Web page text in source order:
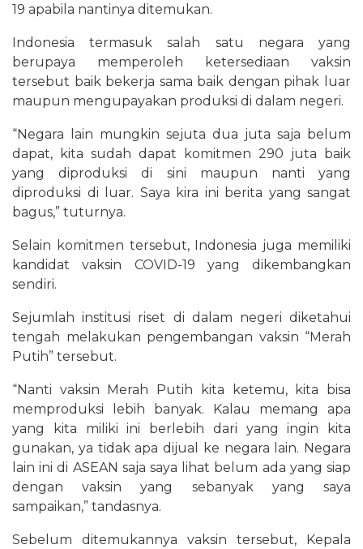
19 apabila nantinya ditemukan.
Indonesia termasuk salah satu negara yang
berupaya memperoleh ketersediaan vaksin
tersebut baik bekerja sama baik dengan pihak luar
maupun mengupayakan produksi di dalam negeri.
“Negara lain mungkin sejuta dua juta saja belum
dapat, kita sudah dapat komitmen 290 juta baik
yang diproduksi di sini maupun nanti yang
diproduksi di luar. Saya kira ini berita yang sangat
bagus,” tuturnya.
Selain komitmen tersebut, Indonesia juga memiliki
kandidat vaksin COVID-19 yang dikembangkan
sendiri.
Sejumlah institusi riset di dalam negeri diketahui
tengah melakukan pengembangan vaksin “Merah
Putih” tersebut.
“Nanti vaksin Merah Putih kita ketemu, kita bisa
memproduksi lebih banyak. Kalau memang apa
yang kita miliki ini berlebih dari yang ingin kita
gunakan, ya tidak apa dijual ke negara lain. Negara
lain ini di ASEAN saja saya lihat belum ada yang siap
dengan vaksin yang sebanyak yang saya
sampaikan,” tandasnya.
Sebelum ditemukannya vaksin tersebut, Kepala